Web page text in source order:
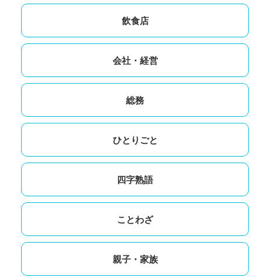
飲食店
会社・経営
総務
ひとりごと
四字熟語
ことわざ
親子・家族